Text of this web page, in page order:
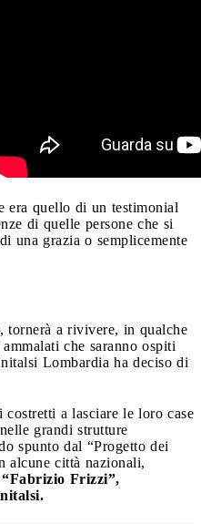
era quello di un testimonial
di quelle persone che si
una grazia o semplicemente
tornerà a rivivere, in qualche
che saranno ospiti
Lombardia ha deciso di
a lasciare le loro case
grandi strutture
spunto dal “Progetto dei
città nazionali,
“Fabrizio Frizzi”,